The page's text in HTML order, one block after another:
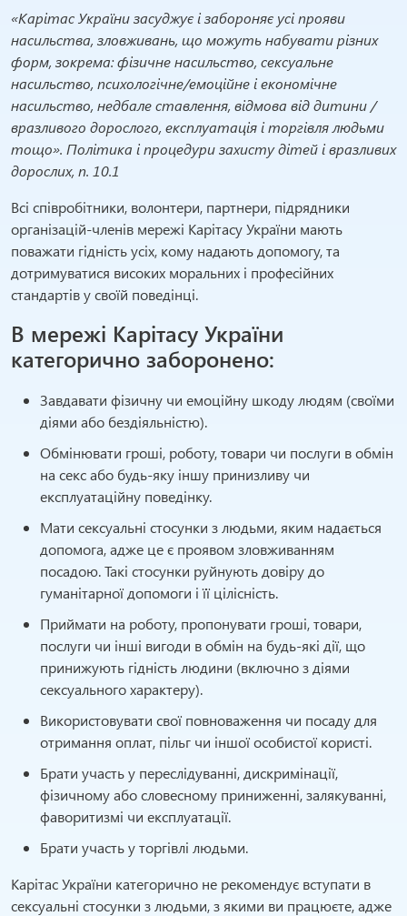
«Карітас України засуджує і забороняє усі прояви
насильства, зловживань, що можуть набувати різних
форм, зокрема: фізичне насильство, сексуальне
насильство, психологічне/емоційне і економічне
насильство, недбале ставлення, відмова від дитини /
вразливого дорослого, експлуатація і торгівля людьми
тощо». Політика і процедури захисту дітей і вразливих
дорослих, п. 10.1
Всі співробітники, волонтери, партнери, підрядники
організацій-членів мережі Карітасу України мають
поважати гідність усіх, кому надають допомогу, та
дотримуватися високих моральних і професійних
стандартів у своїй поведінці.
В мережі Карітасу України
категорично заборонено:
Завдавати фізичну чи емоційну шкоду людям (своїми
діями або бездіяльністю).
Обмінювати гроші, роботу, товари чи послуги в обмін
на секс або будь-яку іншу принизливу чи
експлуатаційну поведінку.
Мати сексуальні стосунки з людьми, яким надається
допомога, адже це є проявом зловживанням
посадою. Такі стосунки руйнують довіру до
гуманітарної допомоги і її цілісність.
Приймати на роботу, пропонувати гроші, товари,
послуги чи інші вигоди в обмін на будь-які дії, що
принижують гідність людини (включно з діями
сексуального характеру).
Використовувати свої повноваження чи посаду для
отримання оплат, пільг чи іншої особистої користі.
Брати участь у переслідуванні, дискримінації,
фізичному або словесному приниженні, залякуванні,
фаворитизмі чи експлуатації.
Брати участь у торгівлі людьми.
Карітас України категорично не рекомендує вступати в
сексуальні стосунки з людьми, з якими ви працюєте, адже